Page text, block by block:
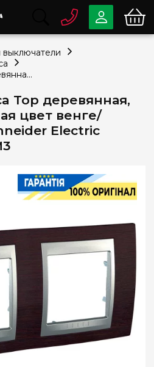
Top деревянная,
цвет венге/
Electric
80033-63-07
info@e7.com.ua
Viber Telegram
выключатели
Рамка 2-я Unica Top деревянная, горизонтальная цвет венге/алюминий Schneider Electric MGU66.004.0M3